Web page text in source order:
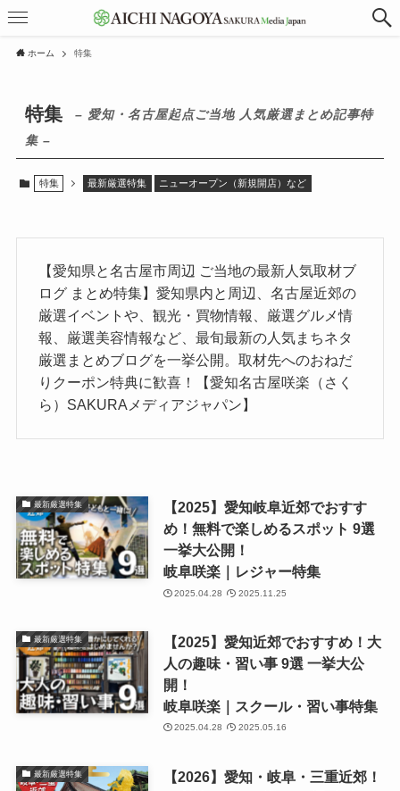
ホーム 特集
特集
– 愛知・名古屋起点ご当地 人気厳選まとめ記事特
集 –
特集 最新厳選特集 ニューオープン（新規開店）など
【愛知県と名古屋市周辺 ご当地の最新人気取材ブ
ログ まとめ特集】愛知県内と周辺、名古屋近郊の
厳選イベントや、観光・買物情報、厳選グルメ情
報、厳選美容情報など、最旬最新の人気まちネタ
厳選まとめブログを一挙公開。取材先へのおねだ
りクーポン特典に歓喜！【愛知名古屋咲楽（さく
ら）SAKURAメディアジャパン】
最新厳選特集
【2025】愛知岐阜近郊でおすす
め！無料で楽しめるスポット 9選
一挙大公開！
岐阜咲楽｜レジャー特集
2025.04.28 2025.11.25
最新厳選特集
【2025】愛知近郊でおすすめ！大
人の趣味・習い事 9選 一挙大公
開！
岐阜咲楽｜スクール・習い事特集
2025.04.28 2025.05.16
最新厳選特集
【2026】愛知・岐阜・三重近郊！